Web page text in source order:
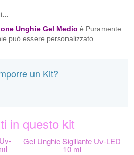
Unghie Gel Medio è Puramente
può essere personalizzato
un Kit?
in questo kit
Gel Unghie Sigillante Uv-LED
10 ml